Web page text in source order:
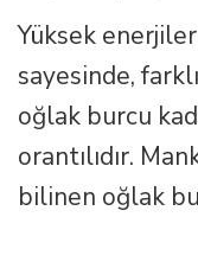
Yüksek
sayesinde,
oğlak burcu
orantılıdır.
bilinen oğlak